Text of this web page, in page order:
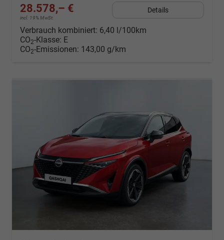
28.578,– €
incl. 19% MwSt.
Details
Verbrauch kombiniert: 6,40 l/100km
CO2-Klasse: E
CO2-Emissionen: 143,00 g/km